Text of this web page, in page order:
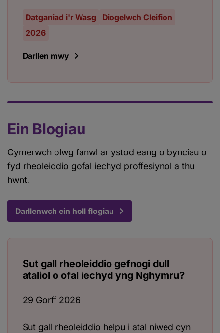
Datganiad i'r Wasg
Diogelwch Cleifion
2026
Darllen mwy
Ein Blogiau
Cymerwch olwg fanwl ar ystod eang o bynciau o
fyd rheoleiddio gofal iechyd proffesiynol a thu
hwnt.
Darllenwch ein holl flogiau
Sut gall rheoleiddio gefnogi dull
ataliol o ofal iechyd yng Nghymru?
29 Gorff 2026
Sut gall rheoleiddio helpu i atal niwed cyn